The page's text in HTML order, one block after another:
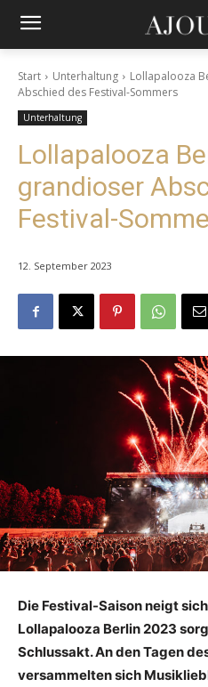
Start Unterhaltung
Lollapalooza
Abschied des Festival-Sommers
Unterhaltung
Lollapalooza
grandioser
Festival-
12. September 2023
Die Festival-Saison neigt
Lollapalooza Berlin 2023
Schlussakt. An den Tagen
versammelten sich